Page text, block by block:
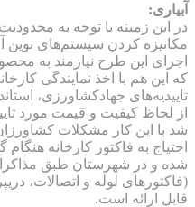
آبیاری:
در این زمینه با توجه به
مکانیزه کردن سیستم‌های نوین
اجرای این طرح نیازمند به
که این هم با اخذ نمایندگی
از لحاظ کیفیت و قیمت مورد
شد با این کار مشکلات
احتیاج به فاکتور کارخانه
شده و در شهرستان طبق
(فاکتورهای لوله و اتصالات،
قابل ارائه است.